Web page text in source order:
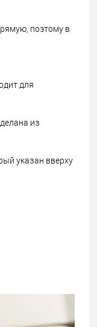
поэтому в
для
из
указан вверху